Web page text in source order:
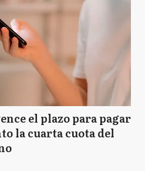
el plazo para pagar
la cuarta cuota del